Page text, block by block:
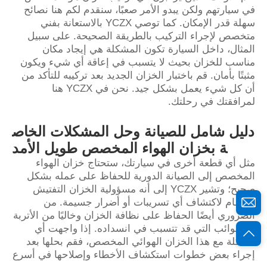
في سيارتهم ولكن يبدو الأمر صعبًا، سنقدم لكم هنا نصائح
سهلة قدر الإمكان. كما توصي YCZX بالاستعانة بفني
متخصص لإجراء التركيب بالطريقة الصحيحة. على سبيل
المثال، داخل السيارة تكون المشكلة هي إيجاد مكان
مناسب للخزان بحيث لا يتسبب في إعاقة أي شيء ويكون
مثبتًا بأمان. قم باختبار الخزان الجديد بعد تركيبه للتأكد من
أن كل شيء يعمل بشكل جيد. نحن في YCZX هنا
لمرافقتك في رحلتك.
دليل شامل للصيانة وحل المشكلات الخاص
ة بخزان الهواء المخصص طويل الأمد
مثل أي قطعة أخرى في سيارتك، ستحتاج خزان الهواء
المخصص إلى الصيانة الدورية للحفاظ على عمله بشكل
صحيح؛ وتشير YCZX إلى أنه مسؤولية الخزان التفتيش
بانتظام لاكتشاف أي تسريبات أو أضرار جسيمة. من
الضروري أيضًا الحفاظ على نظافة الخزان وخاليًا من الأتربة
والشوائب التي قد تتسبب في انسداده. إذا واجهت أي
مشكلة مع هذا الخزان الهوائي المخصص، فقم بحلها بعد
إجراء بعض خطوات استكشاف الأخطاء وإصلاحها في أسرع